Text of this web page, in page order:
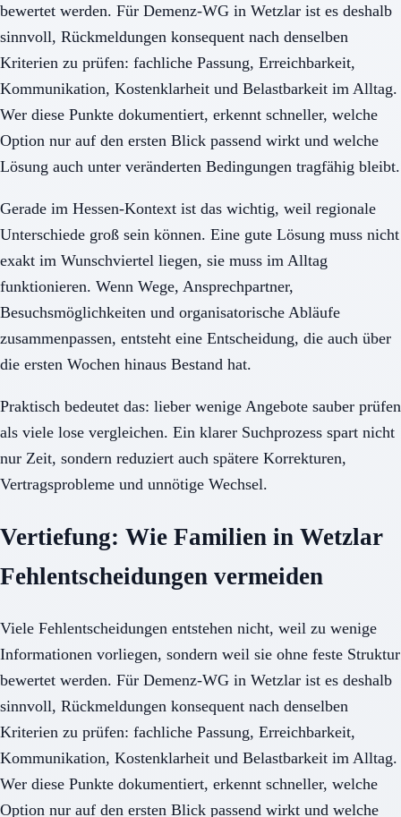
bewertet werden. Für Demenz-WG in Wetzlar ist es deshalb
sinnvoll, Rückmeldungen konsequent nach denselben
Kriterien zu prüfen: fachliche Passung, Erreichbarkeit,
Kommunikation, Kostenklarheit und Belastbarkeit im Alltag.
Wer diese Punkte dokumentiert, erkennt schneller, welche
Option nur auf den ersten Blick passend wirkt und welche
Lösung auch unter veränderten Bedingungen tragfähig bleibt.
Gerade im Hessen-Kontext ist das wichtig, weil regionale
Unterschiede groß sein können. Eine gute Lösung muss nicht
exakt im Wunschviertel liegen, sie muss im Alltag
funktionieren. Wenn Wege, Ansprechpartner,
Besuchsmöglichkeiten und organisatorische Abläufe
zusammenpassen, entsteht eine Entscheidung, die auch über
die ersten Wochen hinaus Bestand hat.
Praktisch bedeutet das: lieber wenige Angebote sauber prüfen
als viele lose vergleichen. Ein klarer Suchprozess spart nicht
nur Zeit, sondern reduziert auch spätere Korrekturen,
Vertragsprobleme und unnötige Wechsel.
Vertiefung: Wie Familien in Wetzlar
Fehlentscheidungen vermeiden
Viele Fehlentscheidungen entstehen nicht, weil zu wenige
Informationen vorliegen, sondern weil sie ohne feste Struktur
bewertet werden. Für Demenz-WG in Wetzlar ist es deshalb
sinnvoll, Rückmeldungen konsequent nach denselben
Kriterien zu prüfen: fachliche Passung, Erreichbarkeit,
Kommunikation, Kostenklarheit und Belastbarkeit im Alltag.
Wer diese Punkte dokumentiert, erkennt schneller, welche
Option nur auf den ersten Blick passend wirkt und welche